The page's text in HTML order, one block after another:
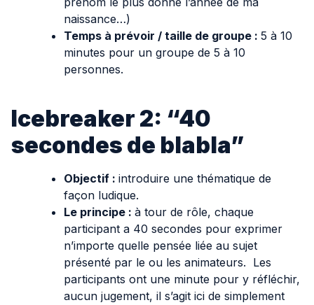
naissance…)
Temps à prévoir / taille de groupe :5 à 10
minutes pour un groupe de 5 à 10
personnes.
Icebreaker 2: “40
secondes de blabla”
Objectif :introduire une thématique de
façon ludique.
Le principe :à tour de rôle, chaque
participant a 40 secondes pour exprimer
n’importe quelle pensée liée au sujet
présenté par le ou les animateurs. Les
participants ont une minute pour y réfléchir,
aucun jugement, il s’agit ici de simplement